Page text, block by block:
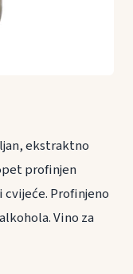
ekstraktno
profinjen
cvijeće. Profinjeno
Vino za